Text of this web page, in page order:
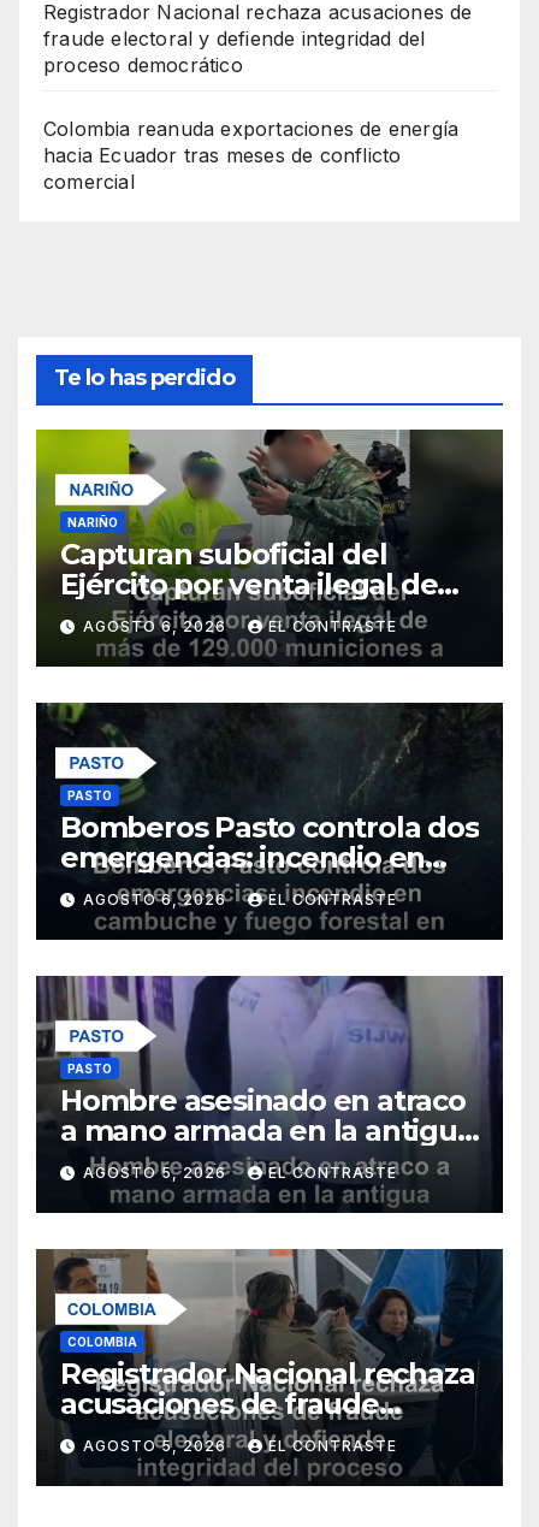
Registrador Nacional rechaza acusaciones de
fraude electoral y defiende integridad del
proceso democrático
Colombia reanuda exportaciones de energía
hacia Ecuador tras meses de conflicto
comercial
Te lo has perdido
NARIÑO
Capturan suboficial del
Ejército por venta ilegal de
más de 129.000 municiones a
grupos armados en Nariño
AGOSTO 6, 2026 EL CONTRASTE
PASTO
Bomberos Pasto controla dos
emergencias: incendio en
cambuche y fuego forestal
en Jongovito
AGOSTO 6, 2026 EL CONTRASTE
PASTO
Hombre asesinado en atraco
a mano armada en la antigua
salida al norte de Pasto
AGOSTO 5, 2026 EL CONTRASTE
COLOMBIA
Registrador Nacional rechaza
acusaciones de fraude
electoral y defiende
integridad del proceso
democrático
AGOSTO 5, 2026 EL CONTRASTE